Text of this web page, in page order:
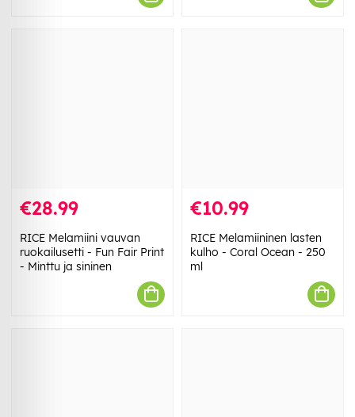
€28.99
RICE Melamiini vauvan
ruokailusetti - Fun Fair Print
- Minttu ja sininen
€10.99
RICE Melamiininen lasten
kulho - Coral Ocean - 250
ml